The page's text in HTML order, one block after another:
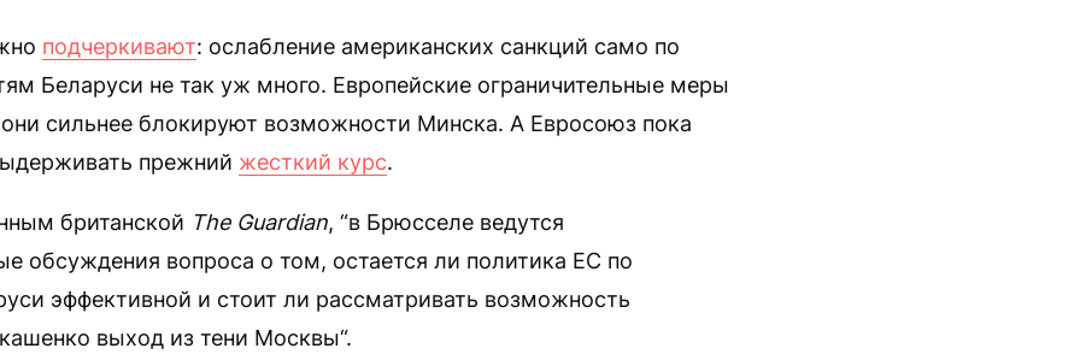
подчеркивают: ослабление американских санкций само по
Беларуси не так уж много. Европейские ограничительные меры
сильнее блокируют возможности Минска. А Евросоюз пока
прежний жесткий курс.
британской The Guardian, “в Брюсселе ведутся
обсуждения вопроса о том, остается ли политика ЕС по
эффективной и стоит ли рассматривать возможность
выход из тени Москвы“.